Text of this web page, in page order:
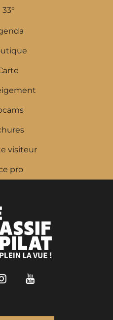
33°
visiteur
pro
Instagram